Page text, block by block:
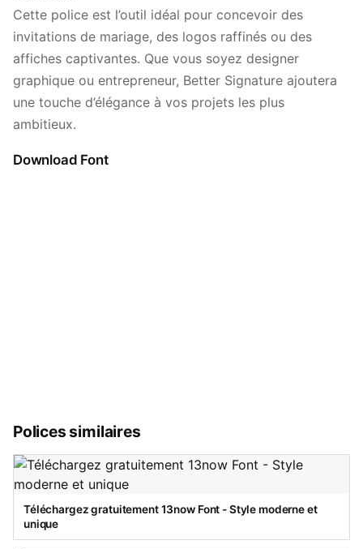
Cette police est l’outil idéal pour concevoir des
invitations de mariage, des logos raffinés ou des
affiches captivantes. Que vous soyez designer
graphique ou entrepreneur, Better Signature ajoutera
une touche d’élégance à vos projets les plus
ambitieux.
Download Font
Polices similaires
Téléchargez gratuitement 13now Font - Style moderne et
unique